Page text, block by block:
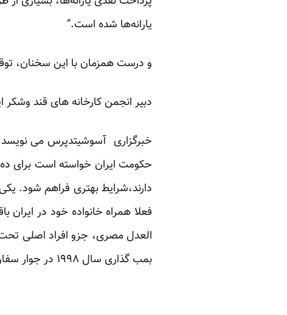
یارانه‌ها شده است.”
و درست همزمان با این سخنان،
دبیر انجمن کارخانه های قند
خبرگزاری آسوشیتدپرس می نویسد
حکومت ایران خواسته است برای ده
دارند،شرایط بهتری فراهم شود.
فعلا همراه خانواده خود در
العدل مصری، جزو افراد اصلی
بمب گذاری سال ۱۹۹۸ در جوار سفارتخانه های آمریکا در دو پایتخت آفریقایی باشد.”